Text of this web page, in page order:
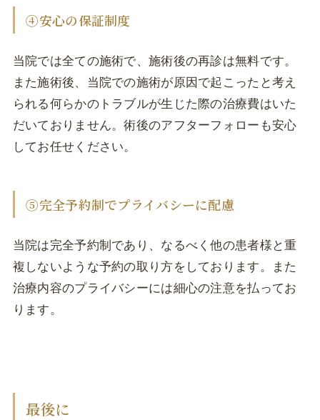
④安心の保証制度
当院では全ての施術で、施術後の再診は無料です。
また施術後、当院での施術が原因で起こったと考え
られる何らかのトラブルが生じた際の治療費はいた
だいておりません。術後のアフターフォローも安心
してお任せください。
⑤完全予約制でプライバシーに配慮
当院は完全予約制であり、なるべく他の患者様と重
複しないような予約の取り方をしております。また
治療内容のプライバシーには細心の注意を払ってお
ります。
最後に